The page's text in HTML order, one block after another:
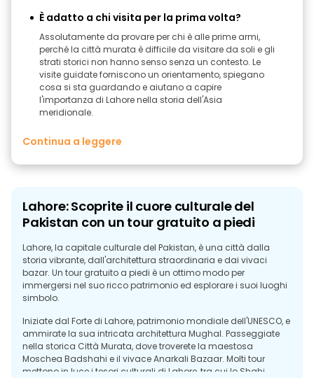
È adatto a chi visita per la prima volta?
Assolutamente da provare per chi è alle prime armi,
perché la città murata è difficile da visitare da soli e gli
strati storici non hanno senso senza un contesto. Le
visite guidate forniscono un orientamento, spiegano
cosa si sta guardando e aiutano a capire
l'importanza di Lahore nella storia dell'Asia
meridionale.
Continua a leggere
Lahore: Scoprite il cuore culturale del
Pakistan con un tour gratuito a piedi
Lahore, la capitale culturale del Pakistan, è una città dalla
storia vibrante, dall'architettura straordinaria e dai vivaci
bazar. Un tour gratuito a piedi è un ottimo modo per
immergersi nel suo ricco patrimonio ed esplorare i suoi luoghi
simbolo.
Iniziate dal Forte di Lahore, patrimonio mondiale dell'UNESCO, e
ammirate la sua intricata architettura Mughal. Passeggiate
nella storica Città Murata, dove troverete la maestosa
Moschea Badshahi e il vivace Anarkali Bazaar. Molti tour
mettono in luce i tesori culturali di Lahore, tra cui lo Shahi